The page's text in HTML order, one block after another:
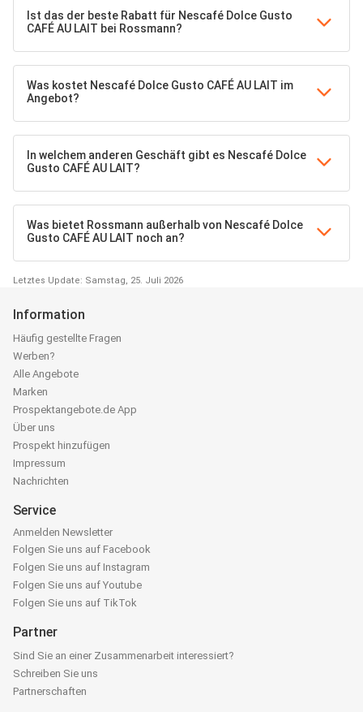
Ist das der beste Rabatt für Nescafé Dolce Gusto
CAFÉ AU LAIT bei Rossmann?
Was kostet Nescafé Dolce Gusto CAFÉ AU LAIT im
Angebot?
In welchem anderen Geschäft gibt es Nescafé Dolce
Gusto CAFÉ AU LAIT?
Was bietet Rossmann außerhalb von Nescafé Dolce
Gusto CAFÉ AU LAIT noch an?
Letztes Update: Samstag, 25. Juli 2026
Information
Häufig gestellte Fragen
Werben?
Alle Angebote
Marken
Prospektangebote.de App
Über uns
Prospekt hinzufügen
Impressum
Nachrichten
Service
Anmelden Newsletter
Folgen Sie uns auf Facebook
Folgen Sie uns auf Instagram
Folgen Sie uns auf Youtube
Folgen Sie uns auf TikTok
Partner
Sind Sie an einer Zusammenarbeit interessiert?
Schreiben Sie uns
Partnerschaften